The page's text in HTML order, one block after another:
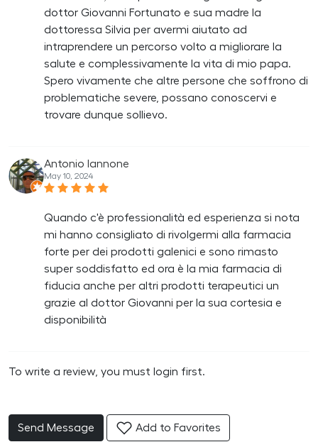
dottor Giovanni Fortunato e sua madre la
dottoressa Silvia per avermi aiutato ad
intraprendere un percorso volto a migliorare la
salute e complessivamente la vita di mio papa.
Spero vivamente che altre persone che soffrono di
problematiche severe, possano conoscervi e
trovare dunque sollievo.
Antonio Iannone
May 10, 2024
Quando c'è professionalità ed esperienza si nota
mi hanno consigliato di rivolgermi alla farmacia
forte per dei prodotti galenici e sono rimasto
super soddisfatto ed ora è la mia farmacia di
fiducia anche per altri prodotti terapeutici un
grazie al dottor Giovanni per la sua cortesia e
disponibilità
To write a review, you must login first.
Send Message Add to Favorites